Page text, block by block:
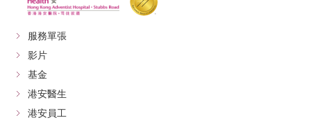
服務單張
影片
基金
港安醫生
港安員工